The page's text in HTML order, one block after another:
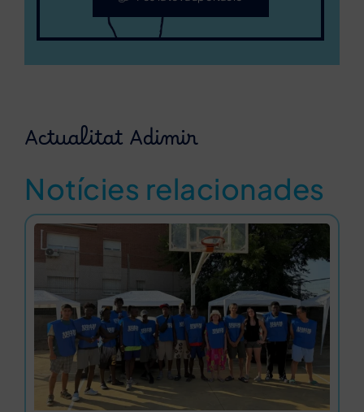
Actualitat Adimir
Notícies relacionades